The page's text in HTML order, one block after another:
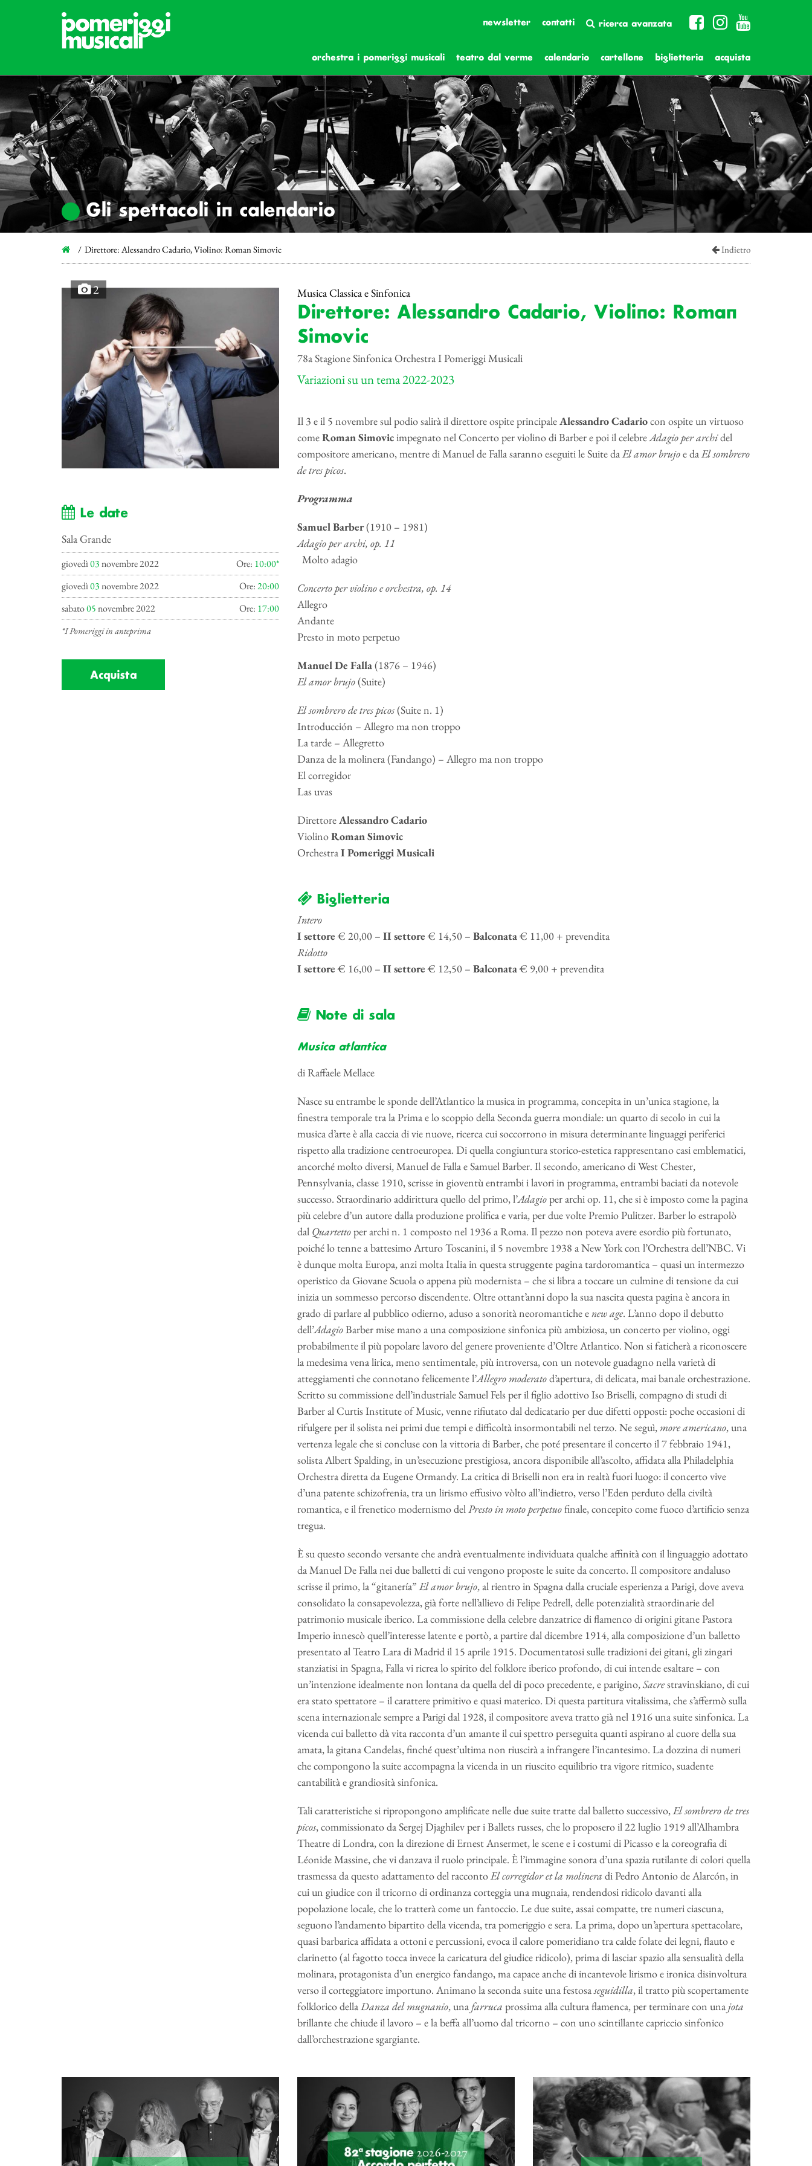
newsletter contatti ricerca avanzata
orchestra i pomeriggi musicali teatro dal verme calendario cartellone biglietteria acquista
Gli spettacoli in calendario
Direttore: Alessandro Cadario, Violino: Roman Simovic Indietro
2
Le date
Sala Grande
giovedì03novembre 2022 Ore: 10:00*
giovedì03novembre 2022 Ore:20:00
sabato05novembre 2022 Ore: 17:00
*I Pomeriggi in anteprima
Acquista
Musica Classica e Sinfonica
Direttore: Alessandro Cadario, Violino: Roman
Simovic
78a Stagione Sinfonica Orchestra I Pomeriggi Musicali
Variazioni su un tema 2022-2023
Il 3 e il 5 novembre sul podio salirà il direttore ospite principaleAlessandro Cadariocon ospite un virtuoso
comeRoman Simovicimpegnato nel Concerto per violino di Barber e poi il celebreAdagio per archidel
compositore americano, mentre di Manuel de Falla saranno eseguiti le Suite daEl amor brujoe daEl sombrero
de tres picos.
Programma
Samuel Barber(1910 – 1981)
Adagio per archi, op. 11
Molto adagio
Concerto per violino e orchestra, op. 14
Allegro
Andante
Presto in moto perpetuo
Manuel De Falla(1876 – 1946)
El amor brujo(Suite)
El sombrero de tres picos(Suite n. 1)
Introducción – Allegro ma non troppo
La tarde – Allegretto
Danza de la molinera (Fandango) – Allegro ma non troppo
El corregidor
Las uvas
DirettoreAlessandro Cadario
ViolinoRoman Simovic
OrchestraI Pomeriggi Musicali
Biglietteria
Intero
I settore€ 20,00 – II settore€ 14,50 – Balconata€ 11,00 + prevendita
Ridotto
I settore€ 16,00 – II settore€ 12,50 – Balconata€ 9,00 + prevendita
Note di sala
Musica atlantica
di Raffaele Mellace
Nasce su entrambe le sponde dell’Atlantico la musica in programma, concepita in un’unica stagione, la
finestra temporale tra la Prima e lo scoppio della Seconda guerra mondiale: un quarto di secolo in cui la
musica d’arte è alla caccia di vie nuove, ricerca cui soccorrono in misura determinante linguaggi periferici
rispetto alla tradizione centroeuropea. Di quella congiuntura storico-estetica rappresentano casi emblematici,
ancorché molto diversi, Manuel de Falla e Samuel Barber. Il secondo, americano di West Chester,
Pennsylvania, classe 1910, scrisse in gioventù entrambi i lavori in programma, entrambi baciati da notevole
successo. Straordinario addirittura quello del primo, l’Adagioper archi op. 11, che si è imposto come la pagina
più celebre d’un autore dalla produzione prolifica e varia, per due volte Premio Pulitzer. Barber lo estrapolò
dal Quartettoper archi n. 1 composto nel 1936 a Roma. Il pezzo non poteva avere esordio più fortunato,
poiché lo tenne a battesimo Arturo Toscanini, il 5 novembre 1938 a New York con l’Orchestra dell’NBC. Vi
è dunque molta Europa, anzi molta Italia in questa struggente pagina tardoromantica – quasi un intermezzo
operistico da Giovane Scuola o appena più modernista – che si libra a toccare un culmine di tensione da cui
inizia un sommesso percorso discendente. Oltre ottant’anni dopo la sua nascita questa pagina è ancora in
grado di parlare al pubblico odierno, aduso a sonorità neoromantiche enew age. L’anno dopo il debutto
dell’AdagioBarber mise mano a una composizione sinfonica più ambiziosa, un concerto per violino, oggi
probabilmente il più popolare lavoro del genere proveniente d’Oltre Atlantico. Non si faticherà a riconoscere
la medesima vena lirica, meno sentimentale, più introversa, con un notevole guadagno nella varietà di
atteggiamenti che connotano felicemente l’Allegro moderatod’apertura, di delicata, mai banale orchestrazione.
Scritto su commissione dell’industriale Samuel Fels per il figlio adottivo Iso Briselli, compagno di studi di
Barber al Curtis Institute of Music, venne rifiutato dal dedicatario per due difetti opposti: poche occasioni di
rifulgere per il solista nei primi due tempi e difficoltà insormontabili nel terzo. Ne seguì, more americano, una
vertenza legale che si concluse con la vittoria di Barber, che poté presentare il concerto il 7 febbraio 1941,
solista Albert Spalding, in un’esecuzione prestigiosa, ancora disponibile all’ascolto, affidata alla Philadelphia
Orchestra diretta da Eugene Ormandy. La critica di Briselli non era in realtà fuori luogo: il concerto vive
d’una patente schizofrenia, tra un lirismo effusivo vòlto all’indietro, verso l’Eden perduto della civiltà
romantica, e il frenetico modernismo delPresto in moto perpetuofinale, concepito come fuoco d’artificio senza
tregua.
È su questo secondo versante che andrà eventualmente individuata qualche affinità con il linguaggio adottato
da Manuel De Falla nei due balletti di cui vengono proposte le suite da concerto. Il compositore andaluso
scrisse il primo, la “gitanería”El amor brujo, al rientro in Spagna dalla cruciale esperienza a Parigi, dove aveva
consolidato la consapevolezza, già forte nell’allievo di Felipe Pedrell, delle potenzialità straordinarie del
patrimonio musicale iberico. La commissione della celebre danzatrice di flamenco di origini gitane Pastora
Imperio innescò quell’interesse latente e portò, a partire dal dicembre 1914, alla composizione d’un balletto
presentato al Teatro Lara di Madrid il 15 aprile 1915. Documentatosi sulle tradizioni dei gitani, gli zingari
stanziatisi in Spagna, Falla vi ricrea lo spirito del folklore iberico profondo, di cui intende esaltare – con
un’intenzione idealmente non lontana da quella del di poco precedente, e parigino,Sacrestravinskiano, di cui
era stato spettatore – il carattere primitivo e quasi materico. Di questa partitura vitalissima, che s’affermò sulla
scena internazionale sempre a Parigi dal 1928, il compositore aveva tratto già nel 1916 una suite sinfonica. La
vicenda cui balletto dà vita racconta d’un amante il cui spettro perseguita quanti aspirano al cuore della sua
amata, la gitana Candelas, finché quest’ultima non riuscirà a infrangere l’incantesimo. La dozzina di numeri
che compongono la suite accompagna la vicenda in un riuscito equilibrio tra vigore ritmico, suadente
cantabilità e grandiosità sinfonica.
Tali caratteristiche si ripropongono amplificate nelle due suite tratte dal balletto successivo,El sombrero de tres
picos, commissionato da Sergej Djaghilev per i Ballets russes, che lo proposero il 22 luglio 1919 all’Alhambra
Theatre di Londra, con la direzione di Ernest Ansermet, le scene e i costumi di Picasso e la coreografia di
Léonide Massine, che vi danzava il ruolo principale. È l’immagine sonora d’una spazia rutilante di colori quella
trasmessa da questo adattamento del raccontoEl corregidor et la molinera di Pedro Antonio de Alarcón, in
cui un giudice con il tricorno di ordinanza corteggia una mugnaia, rendendosi ridicolo davanti alla
popolazione locale, che lo tratterà come un fantoccio. Le due suite, assai compatte, tre numeri ciascuna,
seguono l’andamento bipartito della vicenda, tra pomeriggio e sera. La prima, dopo un’apertura spettacolare,
quasi barbarica affidata a ottoni e percussioni, evoca il calore pomeridiano tra calde folate dei legni, flauto e
clarinetto (al fagotto tocca invece la caricatura del giudice ridicolo), prima di lasciar spazio alla sensualità della
molinara, protagonista d’un energico fandango, ma capace anche di incantevole lirismo e ironica disinvoltura
verso il corteggiatore importuno. Animano la seconda suite una festosaseguidilla, il tratto più scopertamente
folklorico dellaDanza del mugnanio, una farruca prossima alla cultura flamenca, per terminare con una jota
brillante che chiude il lavoro – e la beffa all’uomo dal tricorno – con uno scintillante capriccio sinfonico
dall’orchestrazione sgargiante.